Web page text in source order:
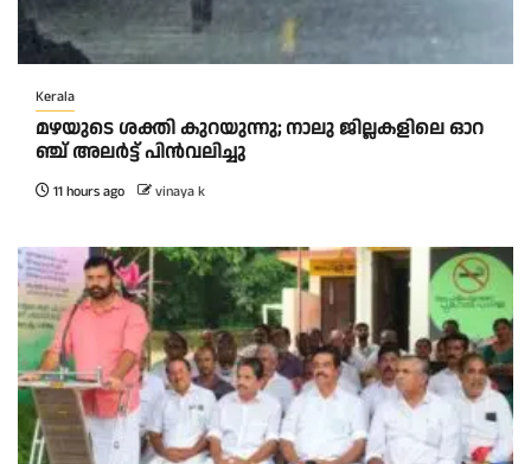
Kerala
മ​ഴ​യു​ടെ ശ​ക്തി കു​റ​യു​ന്നു; നാ​ലു ജി​ല്ല​ക​ളി​ലെ ഓ​റ​
ഞ്ച് അ​ല​ർ​ട്ട് പി​ൻ​വ​ലി​ച്ചു
11 hours ago vinaya k